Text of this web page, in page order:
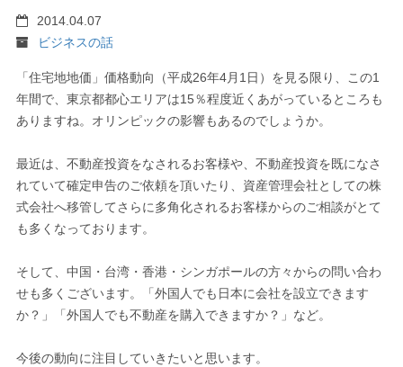
2014.04.07
ビジネスの話
「住宅地地価」価格動向（平成26年4月1日）を見る限り、この1
年間で、東京都都心エリアは15％程度近くあがっているところも
ありますね。オリンピックの影響もあるのでしょうか。
最近は、不動産投資をなされるお客様や、不動産投資を既になさ
れていて確定申告のご依頼を頂いたり、資産管理会社としての株
式会社へ移管してさらに多角化されるお客様からのご相談がとて
も多くなっております。
そして、中国・台湾・香港・シンガポールの方々からの問い合わ
せも多くございます。「外国人でも日本に会社を設立できます
か？」「外国人でも不動産を購入できますか？」など。
今後の動向に注目していきたいと思います。